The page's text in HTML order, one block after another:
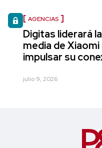
AGENCIAS
Digitas liderará
media de
impulsar su
julio 9, 2026